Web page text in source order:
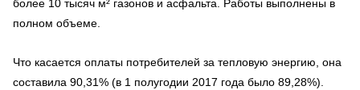
более 10 тысяч м² газонов и асфальта. Работы выполнены в
полном объеме.
Что касается оплаты потребителей за тепловую энергию, она
составила 90,31% (в 1 полугодии 2017 года было 89,28%).